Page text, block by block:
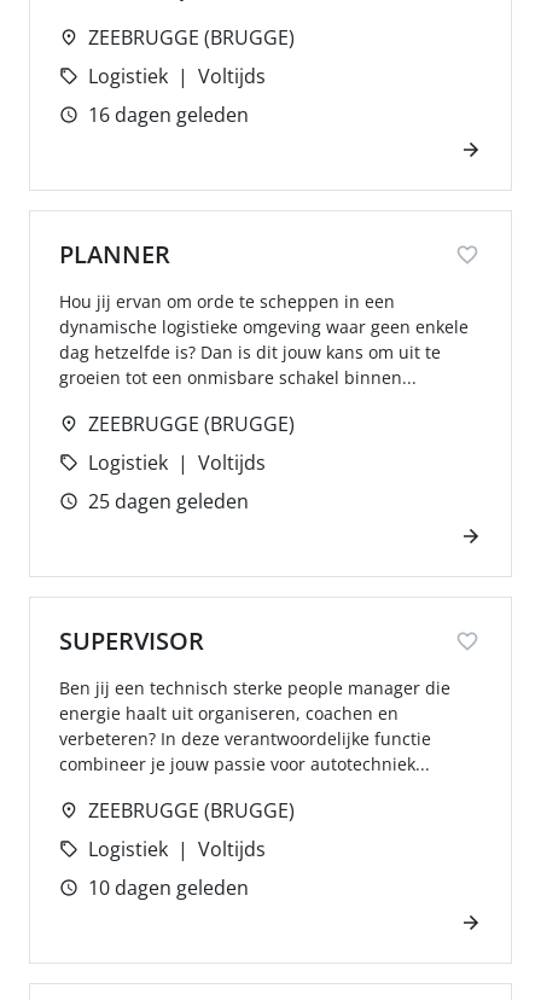
ZEEBRUGGE (BRUGGE)
Logistiek
Voltijds
16 dagen geleden
PLANNER
Hou jij ervan om orde te scheppen in een
dynamische logistieke omgeving waar geen enkele
dag hetzelfde is? Dan is dit jouw kans om uit te
groeien tot een onmisbare schakel binnen...
ZEEBRUGGE (BRUGGE)
Logistiek
Voltijds
25 dagen geleden
SUPERVISOR
Ben jij een technisch sterke people manager die
energie haalt uit organiseren, coachen en
verbeteren? In deze verantwoordelijke functie
combineer je jouw passie voor autotechniek...
ZEEBRUGGE (BRUGGE)
Logistiek
Voltijds
10 dagen geleden